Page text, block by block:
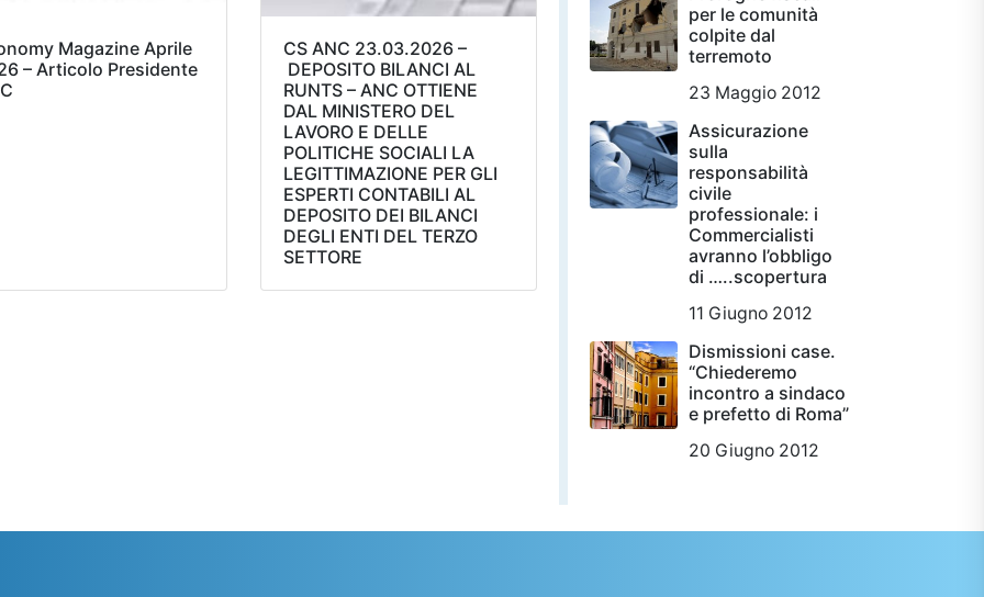
Magazine Aprile
– Articolo Presidente
CS ANC 23.03.2026 –
DEPOSITO BILANCI AL
RUNTS – ANC OTTIENE
DAL MINISTERO DEL
LAVORO E DELLE
POLITICHE SOCIALI LA
LEGITTIMAZIONE PER GLI
ESPERTI CONTABILI AL
DEPOSITO DEI BILANCI
DEGLI ENTI DEL TERZO
SETTORE
per le comunità
colpite dal
terremoto
23 Maggio 2012
Assicurazione
sulla
responsabilità
civile
professionale: i
Commercialisti
avranno l’obbligo
di …..scopertura
11 Giugno 2012
Dismissioni case.
“Chiederemo
incontro a sindaco
e prefetto di Roma”
20 Giugno 2012